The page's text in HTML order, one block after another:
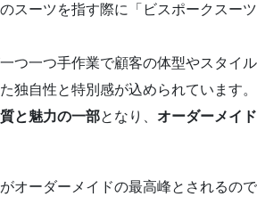
スーツを指す際に「ビスポークスー
つ一つ手作業で顧客の体型やスタイ
独自性と特別感が込められています。
と魅力の一部となり、 オーダーメイ
オーダーメイドの最高峰とされるの